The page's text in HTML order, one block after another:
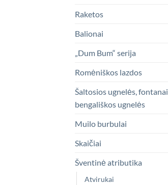
Raketos
Balionai
„Dum Bum“ serija
Romėniškos lazdos
Šaltosios ugnelės, fontanai,
bengališkos ugnelės
Muilo burbulai
Skaičiai
Šventinė atributika
Atvirukai